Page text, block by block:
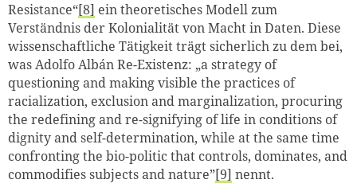
Resistance“[8] ein theoretisches Modell zum
Verständnis der Kolonialität von Macht in Daten. Diese
wissenschaftliche Tätigkeit trägt sicherlich zu dem bei,
was Adolfo Albán Re-Existenz: „a strategy of
questioning and making visible the practices of
racialization, exclusion and marginalization, procuring
the redefining and re-signifying of life in conditions of
dignity and self-determination, while at the same time
confronting the bio-politic that controls, dominates, and
commodifies subjects and nature”[9] nennt.